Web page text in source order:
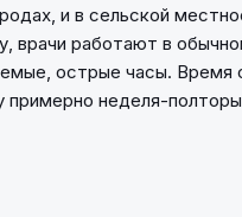
и в сельской
врачи работают в
острые часы. Время
примерно неделя-